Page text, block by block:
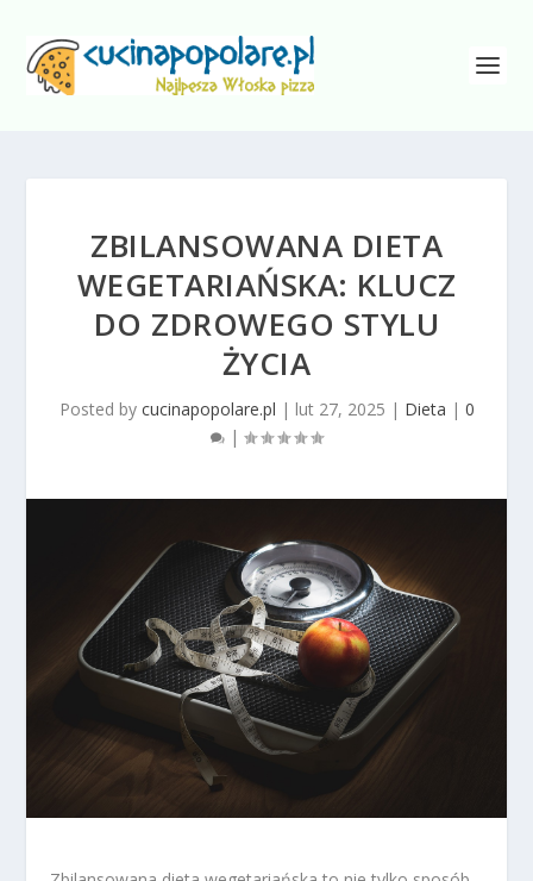
ZBILANSOWANA DIETA
WEGETARIAŃSKA: KLUCZ
DO ZDROWEGO STYLU
ŻYCIA
Posted by cucinapopolare.pl | lut 27, 2025 | Dieta | 0
|